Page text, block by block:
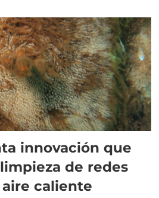
innovación que
de redes
caliente